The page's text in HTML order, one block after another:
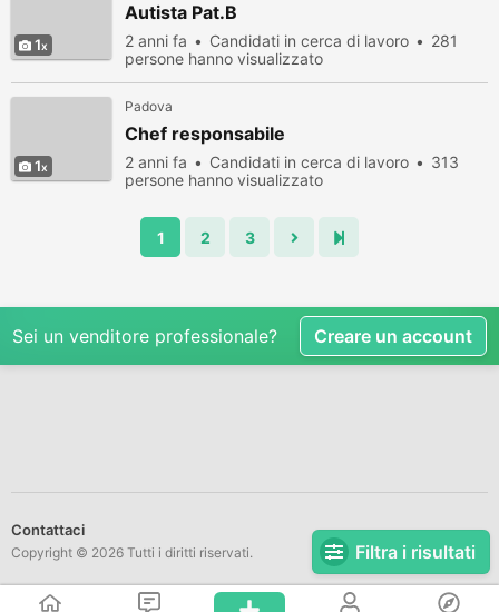
Filtra i risultati
1
Autista Pat.B
2 anni fa Candidati in cerca di lavoro
281
persone hanno visualizzato
1
Padova
Chef responsabile
2 anni fa Candidati in cerca di lavoro
313
persone hanno visualizzato
1 2 3
Sei un venditore professionale? Creare un account
Contattaci
Copyright © 2026 Tutti i diritti riservati.